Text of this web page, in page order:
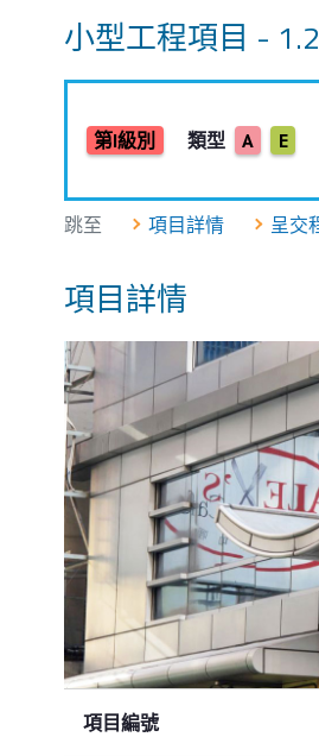
小型工程項目 -
第I級別 類型 A E
跳至 項目詳情 呈交
項目詳情
項目編號